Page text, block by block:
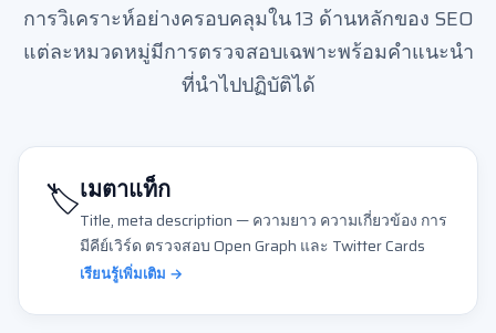
การวิเคราะห์อย่างครอบคลุมใน 13 ด้านหลักของ SEO
แต่ละหมวดหมู่มีการตรวจสอบเฉพาะพร้อมคำแนะนำ
ที่นำไปปฏิบัติได้
🏷️เมตาแท็ก
Title, meta description — ความยาว ความเกี่ยวข้อง การ
มีคีย์เวิร์ด ตรวจสอบ Open Graph และ Twitter Cards
เรียนรู้เพิ่มเติม →